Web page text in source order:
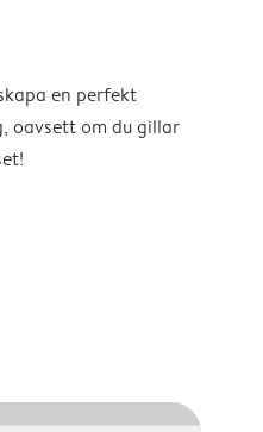
en perfekt
oavsett om du gillar